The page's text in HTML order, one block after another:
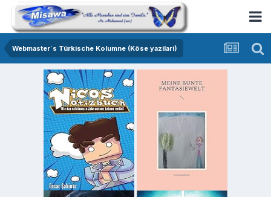
Webmaster´s Türkische Kolumne (Köse yazilari)